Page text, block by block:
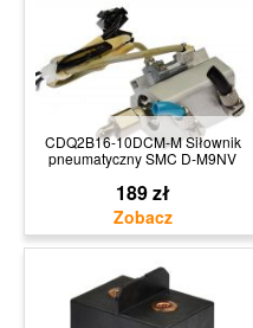
CDQ2B16-10DCM-M Siłownik
pneumatyczny SMC D-M9NV
189 zł